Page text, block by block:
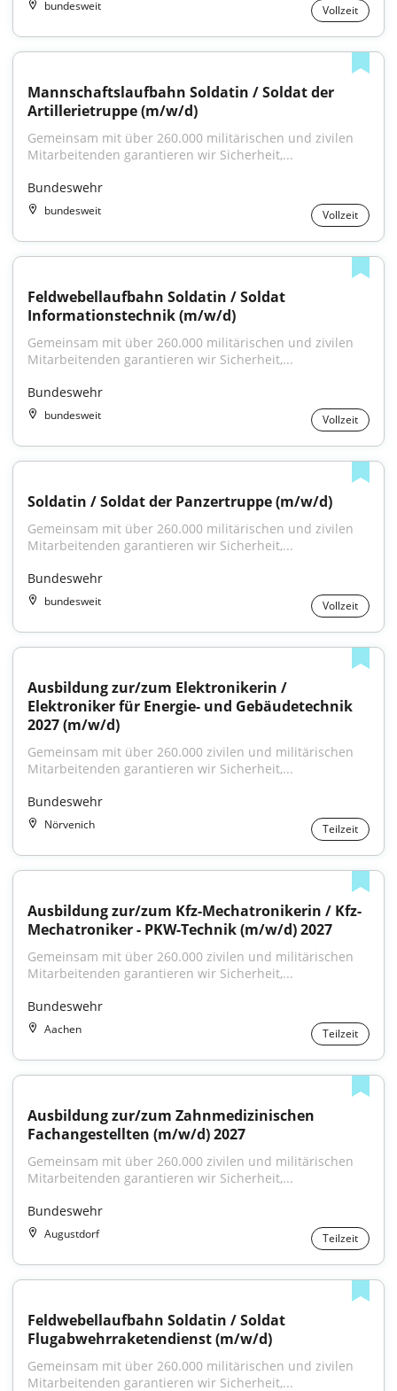
bundesweit Vollzeit
Mannschaftslaufbahn Soldatin / Soldat der
Artillerietruppe (m/w/d)
Gemeinsam mit über 260.000 militärischen und zivilen
Mitarbeitenden garantieren wir Sicherheit,...
Bundeswehr
bundesweit Vollzeit
Feldwebellaufbahn Soldatin / Soldat
Informationstechnik (m/w/d)
Gemeinsam mit über 260.000 militärischen und zivilen
Mitarbeitenden garantieren wir Sicherheit,...
Bundeswehr
bundesweit Vollzeit
Soldatin / Soldat der Panzer­truppe (m/w/d)
Gemeinsam mit über 260.000 militärischen und zivilen
Mitarbeitenden garantieren wir Sicherheit,...
Bundeswehr
bundesweit Vollzeit
Ausbildung zur/zum Elektronikerin /
Elektroniker für Energie- und Gebäudetechnik
2027 (m/w/d)
Gemeinsam mit über 260.000 zivilen und militärischen
Mitarbeitenden garantieren wir Sicherheit,...
Bundeswehr
Nörvenich Teilzeit
Ausbildung zur/zum Kfz-Mechatronikerin / Kfz-
Mechatroniker - PKW-Technik (m/w/d) 2027
Gemeinsam mit über 260.000 zivilen und militärischen
Mitarbeitenden garantieren wir Sicherheit,...
Bundeswehr
Aachen Teilzeit
Ausbildung zur/zum Zahnmedizinischen
Fachangestellten (m/w/d) 2027
Gemeinsam mit über 260.000 zivilen und militärischen
Mitarbeitenden garantieren wir Sicherheit,...
Bundeswehr
Augustdorf Teilzeit
Feldwebellaufbahn Soldatin / Soldat
Flugabwehrraketendienst (m/w/d)
Gemeinsam mit über 260.000 militärischen und zivilen
Mitarbeitenden garantieren wir Sicherheit,...